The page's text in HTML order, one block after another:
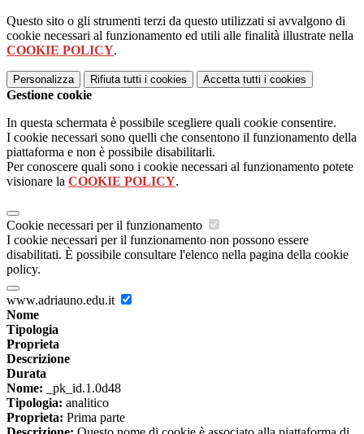
Questo sito o gli strumenti terzi da questo utilizzati si avvalgono di
cookie necessari al funzionamento ed utili alle finalità illustrate nella
COOKIE POLICY.
Personalizza Rifiuta tutti i cookies Accetta tutti i cookies
Gestione cookie
In questa schermata è possibile scegliere quali cookie consentire.
I cookie necessari sono quelli che consentono il funzionamento della
piattaforma e non è possibile disabilitarli.
Per conoscere quali sono i cookie necessari al funzionamento potete
visionare la COOKIE POLICY.
Cookie necessari per il funzionamento
I cookie necessari per il funzionamento non possono essere
disabilitati. È possibile consultare l'elenco nella pagina della cookie
policy.
www.adriauno.edu.it
Nome
Tipologia
Proprieta
Descrizione
Durata
Nome: _pk_id.1.0d48
Tipologia: analitico
Proprieta: Prima parte